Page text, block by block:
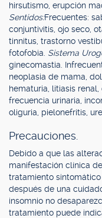
hirsutismo, erupción
Sentidos:Frecuentes:
conjuntivitis, ojo seco,
tinnitus, trastorno
fotofobia. Sistema
ginecomastia.
neoplasia de mama,
hematuria, litiasis
frecuencia urinaria,
oliguria, pielonefritis,
Precauciones.
Debido a que las
manifestación clínica
tratamiento
después de una
insomnio no
tratamiento puede